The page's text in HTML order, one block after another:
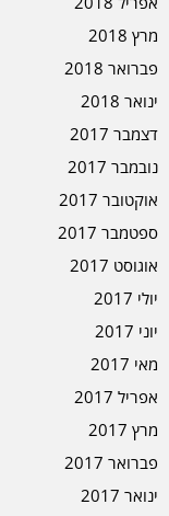
מרץ 2018
פברואר 2018
ינואר 2018
דצמבר 2017
נובמבר 2017
אוקטובר 2017
ספטמבר 2017
אוגוסט 2017
יולי 2017
יוני 2017
מאי 2017
אפריל 2017
מרץ 2017
פברואר 2017
ינואר 2017